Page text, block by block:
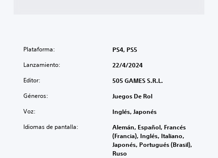
Plataforma: PS4, PS5
Lanzamiento: 22/4/2024
Editor: 505 GAMES S.R.L.
Géneros: Juegos De Rol
Voz: Inglés, Japonés
Idiomas de pantalla:
Alemán, Español, Francés
(Francia), Inglés, Italiano,
Japonés, Portugués (Brasil),
Ruso